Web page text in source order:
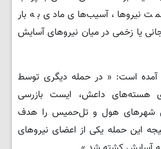
نیروها، آسیب‌های مادی به بار
یا زخمی در میان نیروهای آسایش
آمده است: « در حمله دیگری توسط
هسته‌های داعش، ایست بازرسی
شهرهای هول و تل‌حمیس را هدف
این حمله یکی از اعضای نیروهای